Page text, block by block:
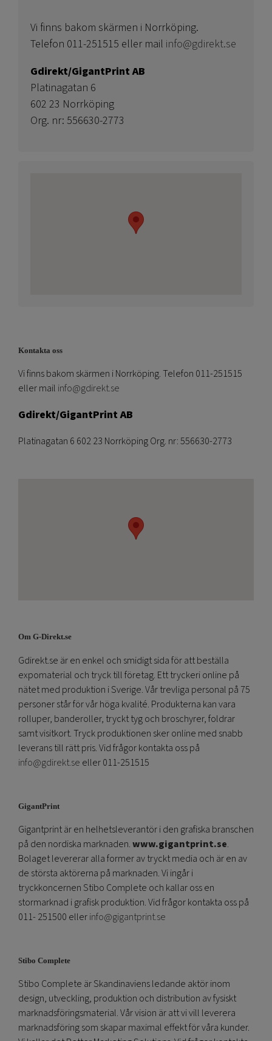
Vi finns bakom skärmen i Norrköping.
Telefon 011-251515 eller mail info@gdirekt.se
Gdirekt/GigantPrint AB
Platinagatan 6
602 23 Norrköping
Org. nr: 556630-2773
Kontakta oss
Vi finns bakom skärmen i Norrköping. Telefon 011-251515
eller mail info@gdirekt.se
Gdirekt/GigantPrint AB
Platinagatan 6 602 23 Norrköping Org. nr: 556630-2773
Om G-Direkt.se
Gdirekt.se är en enkel och smidigt sida för att beställa
expomaterial och tryck till företag. Ett tryckeri online på
nätet med produktion i Sverige. Vår trevliga personal på 75
personer står för vår höga kvalité. Produkterna kan vara
rolluper, banderoller, tryckt tyg och broschyrer, foldrar
samt visitkort. Tryck produktionen sker online med snabb
leverans till rätt pris. Vid frågor kontakta oss på
info@gdirekt.se eller 011-251515
GigantPrint
Gigantprint är en helhetsleverantör i den grafiska branschen
på den nordiska marknaden.www.gigantprint.se.
Bolaget levererar alla former av tryckt media och är en av
de största aktörerna på marknaden. Vi ingår i
tryckkoncernen Stibo Complete och kallar oss en
stormarknad i grafisk produktion. Vid frågor kontakta oss på
011- 251500 ellerinfo@gigantprint.se
Stibo Complete
Stibo Complete är Skandinaviens ledande aktör inom
design, utveckling, produktion och distribution av fysiskt
marknadsföringsmaterial. Vår vision är att vi vill leverera
marknadsföring som skapar maximal effekt för våra kunder.